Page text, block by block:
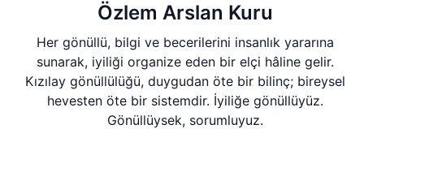
Özlem Arslan Kuru
Her gönüllü, bilgi ve becerilerini insanlık yararına
sunarak, iyiliği organize eden bir elçi hâline gelir.
Kızılay gönüllülüğü, duygudan öte bir bilinç; bireysel
hevesten öte bir sistemdir. İyiliğe gönüllüyüz.
Gönüllüysek, sorumluyuz.